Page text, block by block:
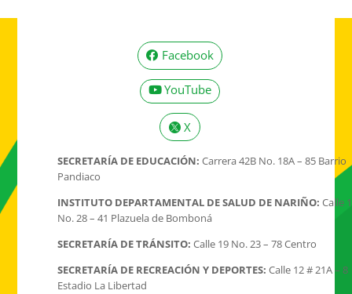
Facebook
YouTube
X
SECRETARÍA DE EDUCACIÓN: Carrera 42B No. 18A – 85 Barrio
Pandiaco
INSTITUTO DEPARTAMENTAL DE SALUD DE NARIÑO: Calle
No. 28 – 41 Plazuela de Bomboná
SECRETARÍA DE TRÁNSITO: Calle 19 No. 23 – 78 Centro
SECRETARÍA DE RECREACIÓN Y DEPORTES: Calle 12 # 21A – 8
Estadio La Libertad